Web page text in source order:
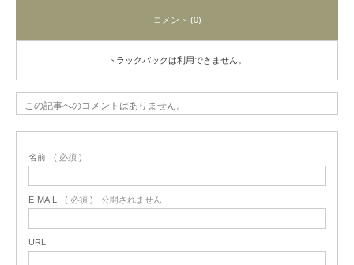
コメント (0)
トラックバックは利用できません。
この記事へのコメントはありません。
名前 ( 必須 )
E-MAIL ( 必須 ) - 公開されません -
URL